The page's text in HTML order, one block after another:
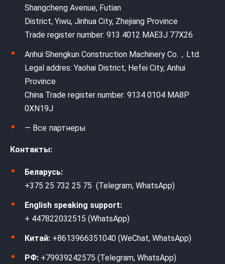
Shangcheng Avenue, Futian
District, Yiwu, Jinhua City, Zhejiang Province
Trade register number: 913 4012 MAE3J 77X26
Anhui Shengkun Construction Machinery Co.，Ltd.
Legal addres: Yaohai District, Hefei City, Anhui
Province
China Trade register number: 9134 0104 MA8P
0XN19J
— Все партнеры
Контакты:
Беларусь:
+375 25 732 25 75 (Telegram, WhatsApp)
English speaking support:
+ 447822032515 (WhatsApp)
Китай: +8613966351040 (WeChat, WhatsApp)
РФ: +79939242575 (Telegram, WhatsApp)